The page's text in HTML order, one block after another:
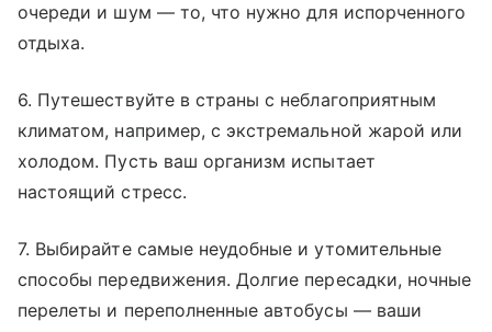
очереди и шум — то, что нужно для испорченного
отдыха.
6. Путешествуйте в страны с неблагоприятным
климатом, например, с экстремальной жарой или
холодом. Пусть ваш организм испытает
настоящий стресс.
7. Выбирайте самые неудобные и утомительные
способы передвижения. Долгие пересадки, ночные
перелеты и переполненные автобусы — ваши